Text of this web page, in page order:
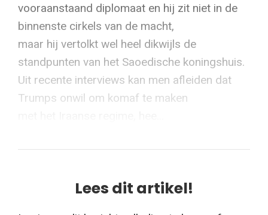
vooraanstaand diplomaat en hij zit niet in de
binnenste cirkels van de macht,
maar hij vertolkt wel heel dikwijls de
standpunten van het Saoedische koningshuis.
Uit recente interviews kan men afleiden dat
Trumps onwil om komaf te maken
Lees dit artikel!